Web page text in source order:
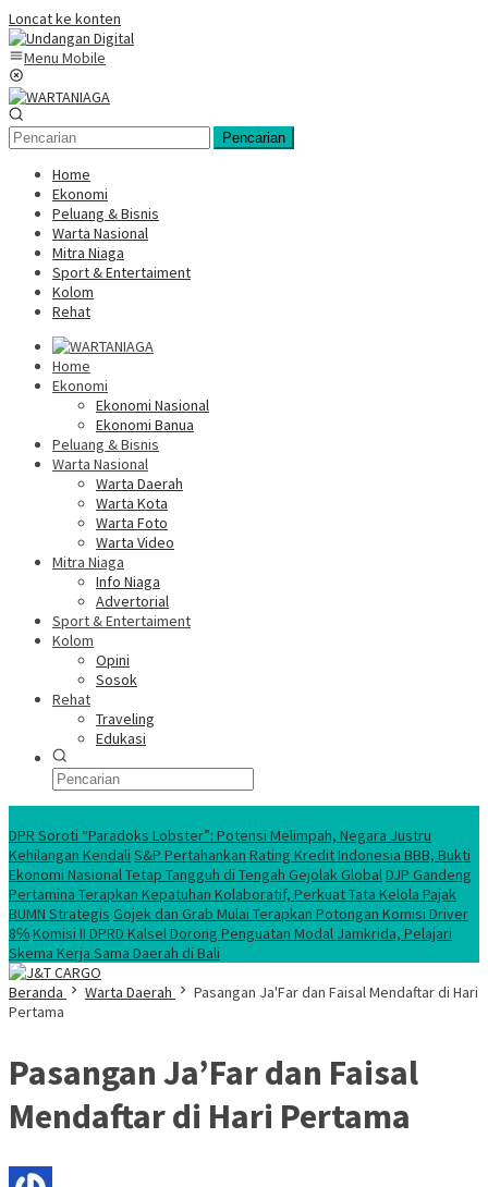
Loncat ke konten
Menu Mobile
Pencarian
Home
Ekonomi
Peluang & Bisnis
Warta Nasional
Mitra Niaga
Sport & Entertaiment
Kolom
Rehat
Home
Ekonomi
Ekonomi Nasional
Ekonomi Banua
Peluang & Bisnis
Warta Nasional
Warta Daerah
Warta Kota
Warta Foto
Warta Video
Mitra Niaga
Info Niaga
Advertorial
Sport & Entertaiment
Kolom
Opini
Sosok
Rehat
Traveling
Edukasi
DPR Soroti “Paradoks Lobster”: Potensi Melimpah, Negara Justru
Kehilangan Kendali S&P Pertahankan Rating Kredit Indonesia BBB, Bukti
Ekonomi Nasional Tetap Tangguh di Tengah Gejolak GlobalDJP Gandeng
Pertamina Terapkan Kepatuhan Kolaboratif, Perkuat Tata Kelola Pajak
BUMN Strategis Gojek dan Grab Mulai Terapkan Potongan Komisi Driver
8℅Komisi II DPRD Kalsel Dorong Penguatan Modal Jamkrida, Pelajari
Skema Kerja Sama Daerah di Bali
Beranda
Warta Daerah
Pasangan Ja'Far dan Faisal Mendaftar di Hari
Pertama
Pasangan Ja’Far dan Faisal
Mendaftar di Hari Pertama